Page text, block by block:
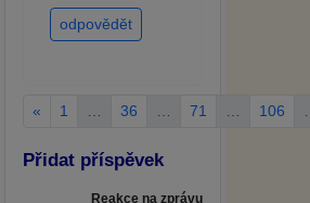
odpovědět
« 1 … 36 … 71 … 106
Přidat příspěvek
Reakce na zprávu